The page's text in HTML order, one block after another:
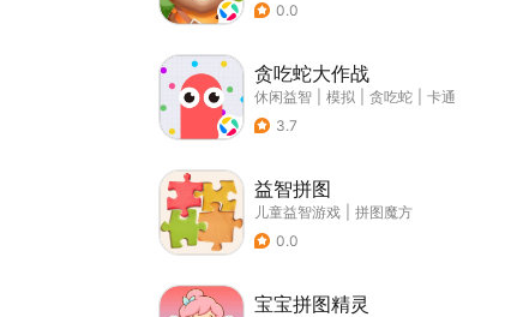
0.0
贪吃蛇大作战
休闲益智 模拟 贪吃蛇
卡通
3.7
益智拼图
儿童益智游戏
拼图魔方
0.0
宝宝拼图精灵